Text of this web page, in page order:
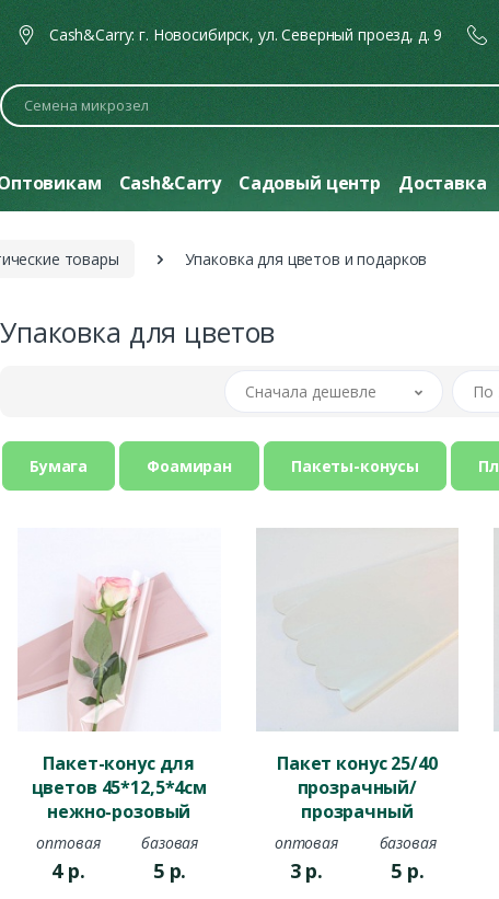
Cash&Carry: г. Новосибирск, ул. Северный проезд, д. 9
Поиск
Cash&Carry Садовый центр Доставка
товары Упаковка для цветов и подарков
Упаковка для цветов
Сначала дешевле По
Бумага Фоамиран Пакеты-конусы
Пакет-конус для
цветов 45*12,5*4см
нежно-розовый
оптовая
4 р.
базовая
5 р.
Пакет конус 25/40
прозрачный/
прозрачный
оптовая
3 р.
базовая
5 р.